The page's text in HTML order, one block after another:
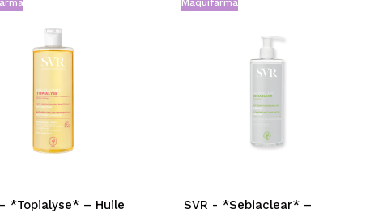
*Topialyse* – Huile
Maquifarma
SVR - *Sebiaclear* –